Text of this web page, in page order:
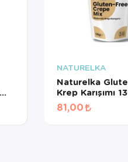
NATURELKA
Naturelka
Krep Karışımı
81,00